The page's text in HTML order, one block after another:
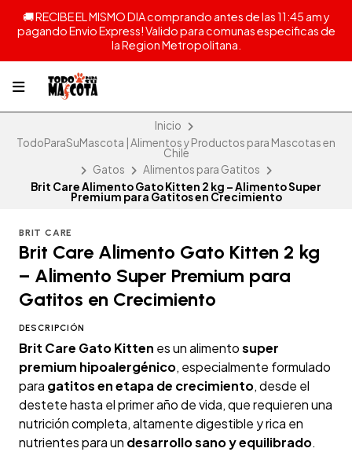
🚚 RECIBE EL MISMO DIA comprando antes de las 11:45 am y
pagando Envio Express! Valido para comunas especificas de
la Region Metropolitana.
Inicio
TodoParaSuMascota | Alimentos y Productos para Mascotas en
Chile
Gatos
Alimentos para Gatitos
Brit Care Alimento Gato Kitten 2 kg – Alimento Super
Premium para Gatitos en Crecimiento
BRIT CARE
Brit Care Alimento Gato Kitten 2 kg
– Alimento Super Premium para
Gatitos en Crecimiento
DESCRIPCIÓN
Brit Care Gato Kitten es un alimentosuper
premium hipoalergénico, especialmente formulado
para gatitos en etapa de crecimiento, desde el
destete hasta el primer año de vida, que requieren una
nutrición completa, altamente digestible y rica en
nutrientes para un desarrollo sano y equilibrado.